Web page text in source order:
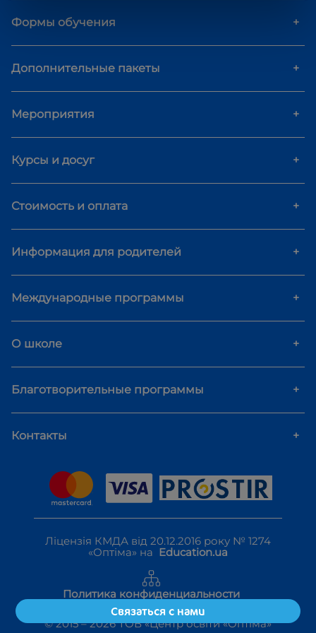
Формы обучения +
Дополнительные пакеты +
Мероприятия +
Курсы и досуг +
Стоимость и оплата +
Информация для родителей +
Международные программы +
О школе +
Благотворительные программы +
Контакты +
Ліцензія КМДА від 20.12.2016 року № 1274
«Оптіма» на Education.ua
Политика конфиденциальности
Правила использования
© 2015 – 2026 ТОВ «Центр освіти «Оптіма»
Связаться с нами